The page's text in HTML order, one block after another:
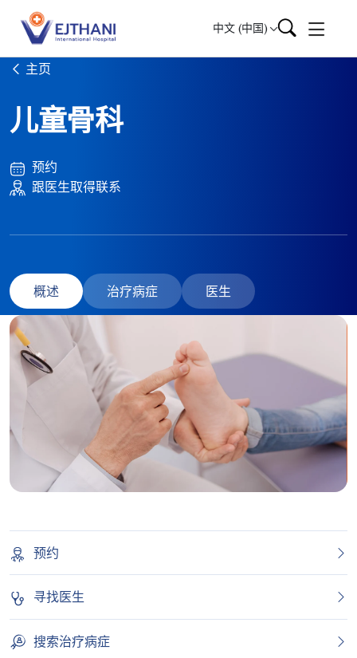
Skip to content
中文 (中国)
主页
儿童骨科
预约
跟医生取得联系
概述 治疗病症 医生
预约
寻找医生
搜索治疗病症